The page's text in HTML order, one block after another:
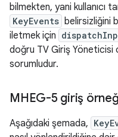
bilmekten, yani kullanıcı
KeyEvents belirsizliğini
iletmek için
doğru TV Giriş Yöneticisi
sorumludur.
MHEG-5 giriş
Aşağıdaki şemada,